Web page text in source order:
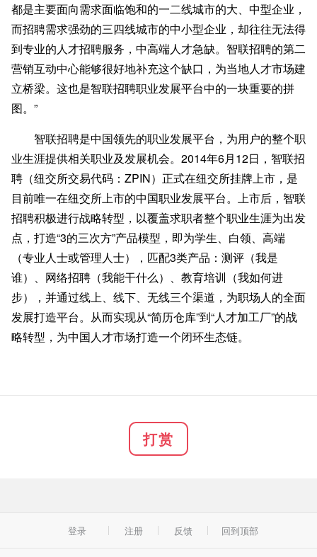
都是主要面向需求面临饱和的一二线城市的大、中型企业，
而招聘需求强劲的三四线城市的中小型企业，却往往无法得
到专业的人才招聘服务，中高端人才急缺。智联招聘的第二
营销互动中心能够很好地补充这个缺口，为当地人才市场建
立桥梁。这也是智联招聘职业发展平台中的一块重要的拼
图。”
智联招聘是中国领先的职业发展平台，为用户的整个职
业生涯提供相关职业及发展机会。2014年6月12日，智联招
聘（纽交所交易代码：ZPIN）正式在纽交所挂牌上市，是
目前唯一在纽交所上市的中国职业发展平台。上市后，智联
招聘积极进行战略转型，以覆盖求职者整个职业生涯为出发
点，打造“3的三次方”产品模型，即为学生、白领、高端
（专业人士或管理人士），匹配3类产品：测评（我是
谁）、网络招聘（我能干什么）、教育培训（我如何进
步），并通过线上、线下、无线三个渠道，为职场人的全面
发展打造平台。从而实现从“简历仓库”到“人才加工厂”的战
略转型，为中国人才市场打造一个闭环生态链。
打赏
登录 注册 反馈 回到顶部